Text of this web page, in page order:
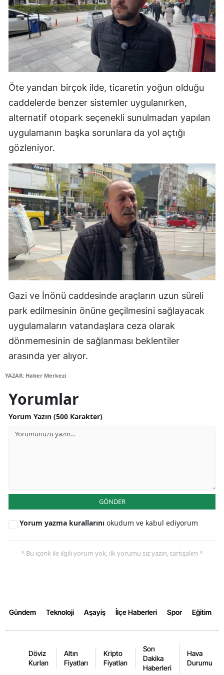
Öte yandan birçok ilde, ticaretin yoğun olduğu
caddelerde benzer sistemler uygulanırken,
alternatif otopark seçenekli sunulmadan yapılan
uygulamanın başka sorunlara da yol açtığı
gözleniyor.
Gazi ve İnönü caddesinde araçların uzun süreli
park edilmesinin önüne geçilmesini sağlayacak
uygulamaların vatandaşlara ceza olarak
dönmemesinin de sağlanması beklentiler
arasında yer alıyor.
YAZAR: Haber Merkezi
Yorumlar
Yorum Yazın (500 Karakter)
GÖNDER
Yorum yazma kurallarını okudum ve kabul ediyorum
* Bu içerik ile ilgili yorum yok, ilk yorumu siz yazın, tartışalım *
Gündem Teknoloji Aşayiş İlçe Haberleri Spor Eğitim
Döviz
Kurları
Altın
Fiyatları
Kripto
Fiyatları
Son
Dakika
Haberleri
Hava
Durumu